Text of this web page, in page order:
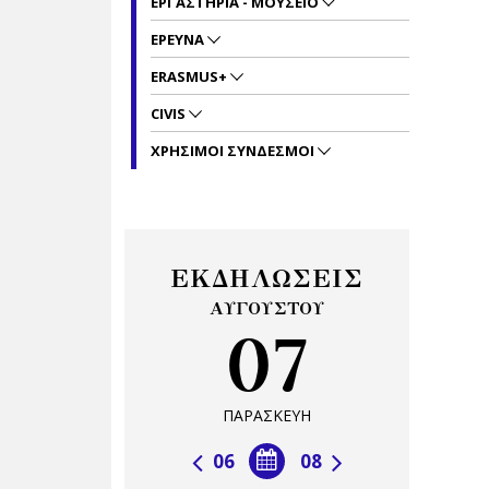
ΕΡΕΥΝΑ
ERASMUS+
CIVIS
ΧΡΗΣΙΜΟΙ ΣΥΝΔΕΣΜΟΙ
ΕΚΔΗΛΩΣΕΙΣ
ΑΥΓΟΥΣΤΟΥ
07
ΠΑΡΑΣΚΕΥΗ
08
06